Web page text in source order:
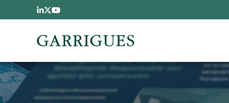
Pasar al contenido principal